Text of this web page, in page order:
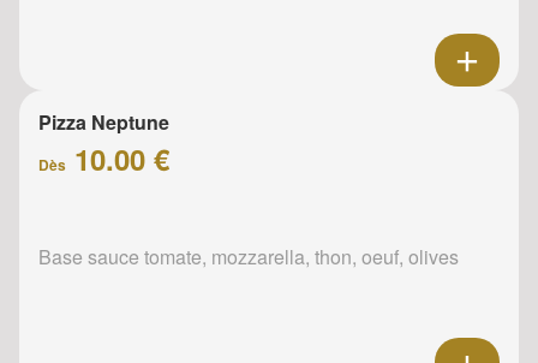
Pizza Neptune
Dès 10.00 €
Base sauce tomate, mozzarella, thon, oeuf, olives